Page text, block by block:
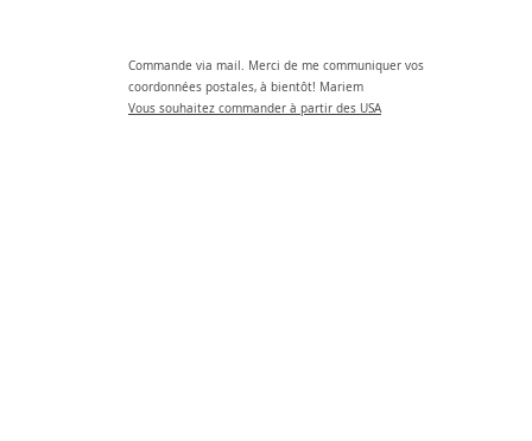
Commande via mail. Merci de me communiquer vos
coordonnées postales, à bientôt! Mariem
Vous souhaitez commander à partir des USA